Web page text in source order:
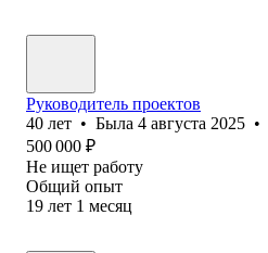
Руководитель проектов
40 лет • Была 4 августа 2025 •
500 000 ₽
Не ищет работу
Общий опыт
19 лет 1 месяц